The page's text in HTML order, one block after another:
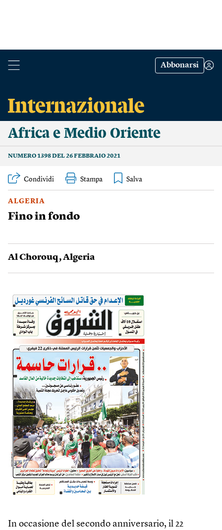
Abbonarsi
Africa e Medio Oriente
NUMERO 1398 DEL 26 FEBBRAIO 2021
Condividi Stampa
ALGERIA
Fino in fondo
Al Chorouq,Algeria
In occasione del secondo anniversario, il 22